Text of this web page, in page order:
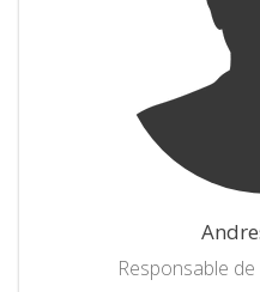
Responsable